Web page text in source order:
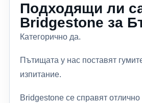
Подходящи ли
Bridgestone за
Категорично да.
Пътищата у нас поставят
изпитание.
Bridgestone се справят отлично